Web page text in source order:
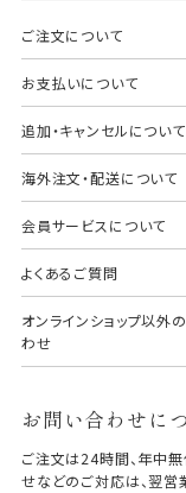
ご注文について
お支払いについて
追加・キャンセルについて
海外注文・配送について
会員サービスについて
よくあるご質問
オンラインショップ以外
わせ
お問い合わせに
ご注文は24時間、年中無
せなどのご対応は、翌営